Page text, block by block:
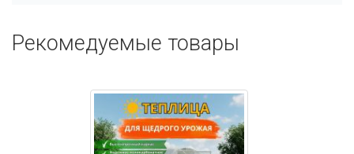
Рекомедуемые товары